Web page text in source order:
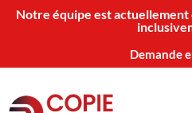
Notre équipe est actuellement
Demande